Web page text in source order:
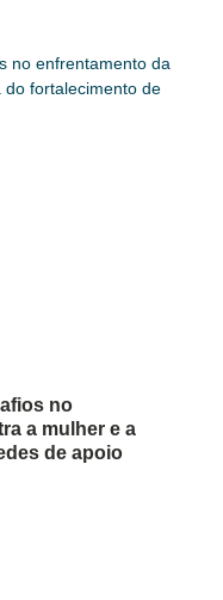
no
a mulher e a
de apoio